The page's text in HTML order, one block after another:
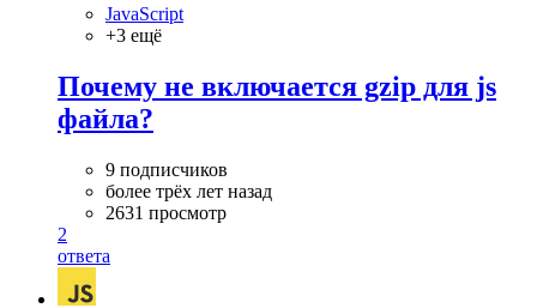
JavaScript
+3 ещё
Почему не включается gzip для js
файла?
9 подписчиков
более трёх лет назад
2631 просмотр
2
ответа